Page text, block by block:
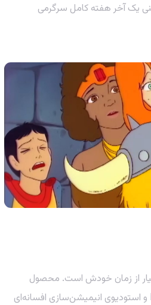
یک آخر هفته کامل سرگرمی
از زمان خودش است. محصول
مشترک Marvel Productions و استودیوی انیمیشن‌سازی افسانه‌ای